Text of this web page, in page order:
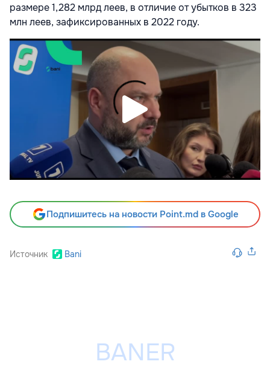
размере 1,282 млрд леев, в отличие от убытков в 323
млн леев, зафиксированных в 2022 году.
Подпишитесь на новости Point.md в Google
Источник Bani